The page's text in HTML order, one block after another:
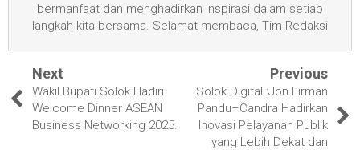
bermanfaat dan menghadirkan inspirasi dalam setiap
langkah kita bersama. Selamat membaca, Tim Redaksi
Next
Wakil Bupati Solok Hadiri
Welcome Dinner ASEAN
Business Networking 2025.
Previous
Solok Digital :Jon Firman
Pandu–Candra Hadirkan
Inovasi Pelayanan Publik
yang Lebih Dekat dan